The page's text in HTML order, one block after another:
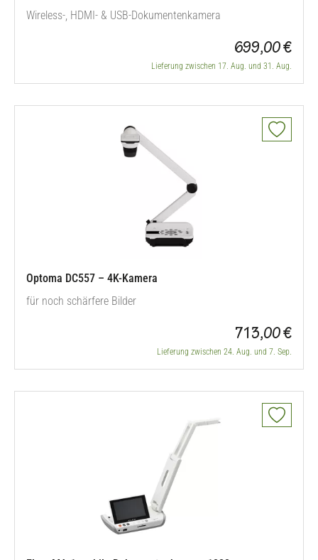
Wireless-, HDMI- & USB-Dokumentenkamera
699,00 €
Lieferung zwischen 17. Aug. und 31. Aug.
Optoma DC557 – 4K-Kamera
für noch schärfere Bilder
713,00 €
Lieferung zwischen 24. Aug. und 7. Sep.